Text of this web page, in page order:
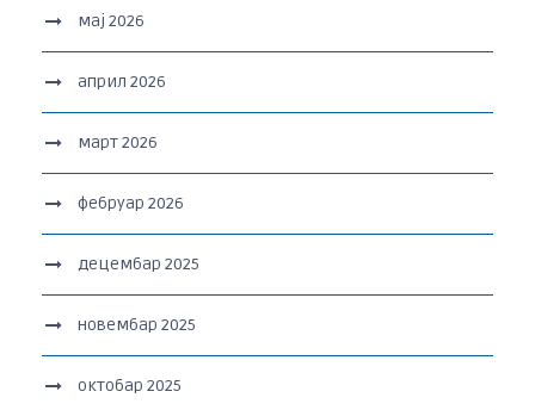
мај 2026
април 2026
март 2026
фебруар 2026
децембар 2025
новембар 2025
октобар 2025